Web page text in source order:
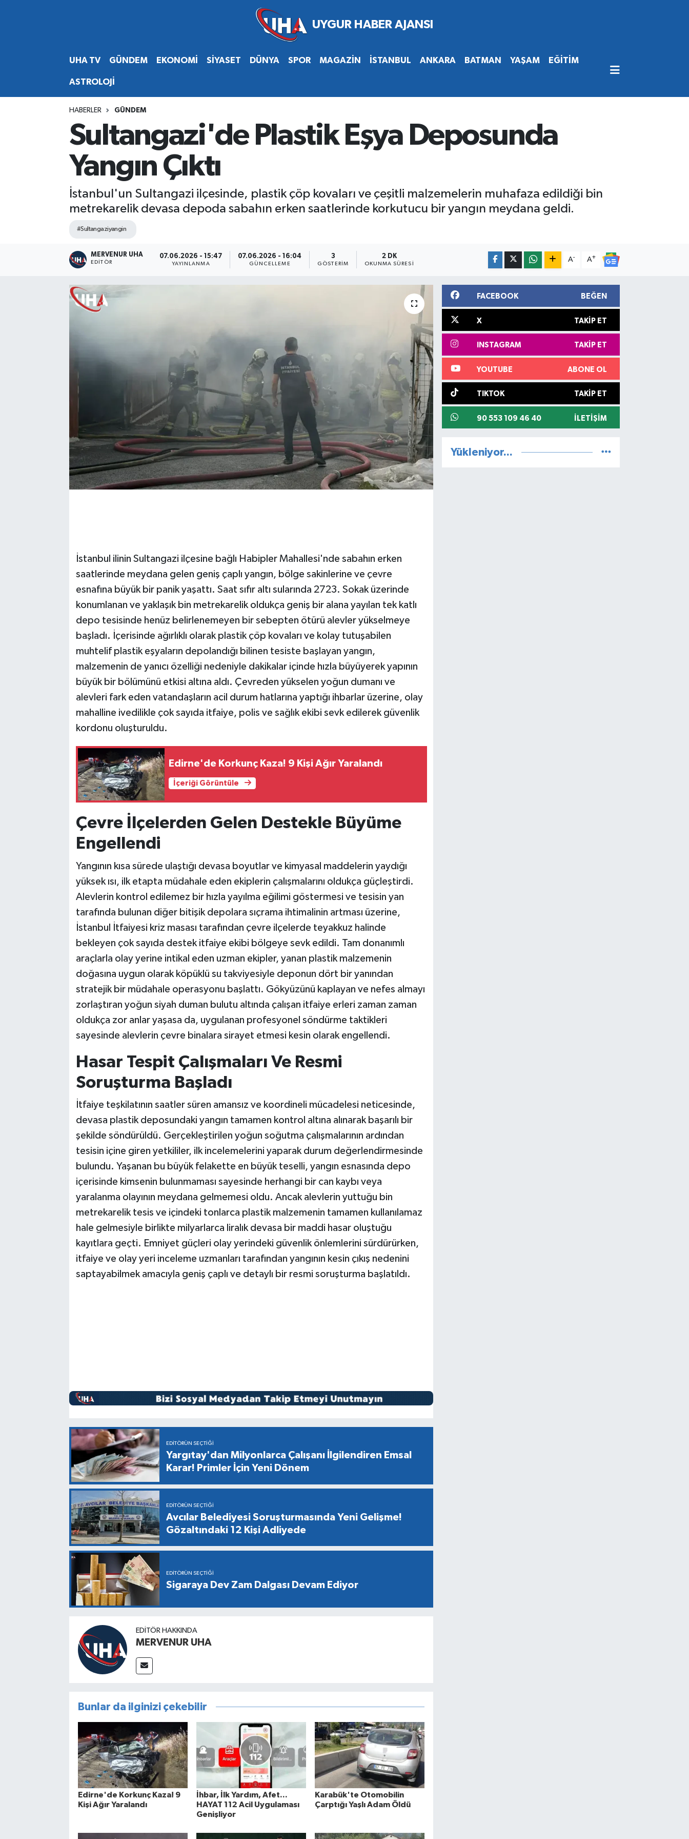
UHA TV GÜNDEM EKONOMİ SİYASET DÜNYA SPOR MAGAZİN İSTANBUL ANKARA BATMAN YAŞAM EĞİTİM
ASTROLOJİ
HABERLER GÜNDEM
Sultangazi'de Plastik Eşya Deposunda
Yangın Çıktı
İstanbul'un Sultangazi ilçesinde, plastik çöp kovaları ve çeşitli malzemelerin muhafaza edildiği bin
metrekarelik devasa depoda sabahın erken saatlerinde korkutucu bir yangın meydana geldi.
#Sultangaziyangin
MERVENUR UHA
EDITÖR
07.06.2026 - 15:47
YAYINLANMA
07.06.2026 - 16:04
GÜNCELLEME
3
GÖSTERIM
2 DK
OKUNMA SÜRESI
A- A+
İstanbul ilinin Sultangazi ilçesine bağlı Habipler Mahallesi'nde sabahın erken
saatlerinde meydana gelen geniş çaplı yangın, bölge sakinlerine ve çevre
esnafına büyük bir panik yaşattı. Saat sıfır altı sularında 2723. Sokak üzerinde
konumlanan ve yaklaşık bin metrekarelik oldukça geniş bir alana yayılan tek katlı
depo tesisinde henüz belirlenemeyen bir sebepten ötürü alevler yükselmeye
başladı. İçerisinde ağırlıklı olarak plastik çöp kovaları ve kolay tutuşabilen
muhtelif plastik eşyaların depolandığı bilinen tesiste başlayan yangın,
malzemenin de yanıcı özelliği nedeniyle dakikalar içinde hızla büyüyerek yapının
büyük bir bölümünü etkisi altına aldı. Çevreden yükselen yoğun dumanı ve
alevleri fark eden vatandaşların acil durum hatlarına yaptığı ihbarlar üzerine, olay
mahalline ivedilikle çok sayıda itfaiye, polis ve sağlık ekibi sevk edilerek güvenlik
kordonu oluşturuldu.
Edirne'de Korkunç Kaza! 9 Kişi Ağır Yaralandı
İçeriği Görüntüle
Çevre İlçelerden Gelen Destekle Büyüme
Engellendi
Yangının kısa sürede ulaştığı devasa boyutlar ve kimyasal maddelerin yaydığı
yüksek ısı, ilk etapta müdahale eden ekiplerin çalışmalarını oldukça güçleştirdi.
Alevlerin kontrol edilemez bir hızla yayılma eğilimi göstermesi ve tesisin yan
tarafında bulunan diğer bitişik depolara sıçrama ihtimalinin artması üzerine,
İstanbul İtfaiyesi kriz masası tarafından çevre ilçelerde teyakkuz halinde
bekleyen çok sayıda destek itfaiye ekibi bölgeye sevk edildi. Tam donanımlı
araçlarla olay yerine intikal eden uzman ekipler, yanan plastik malzemenin
doğasına uygun olarak köpüklü su takviyesiyle deponun dört bir yanından
stratejik bir müdahale operasyonu başlattı. Gökyüzünü kaplayan ve nefes almayı
zorlaştıran yoğun siyah duman bulutu altında çalışan itfaiye erleri zaman zaman
oldukça zor anlar yaşasa da, uygulanan profesyonel söndürme taktikleri
sayesinde alevlerin çevre binalara sirayet etmesi kesin olarak engellendi.
Hasar Tespit Çalışmaları Ve Resmi
Soruşturma Başladı
İtfaiye teşkilatının saatler süren amansız ve koordineli mücadelesi neticesinde,
devasa plastik deposundaki yangın tamamen kontrol altına alınarak başarılı bir
şekilde söndürüldü. Gerçekleştirilen yoğun soğutma çalışmalarının ardından
tesisin içine giren yetkililer, ilk incelemelerini yaparak durum değerlendirmesinde
bulundu. Yaşanan bu büyük felakette en büyük teselli, yangın esnasında depo
içerisinde kimsenin bulunmaması sayesinde herhangi bir can kaybı veya
yaralanma olayının meydana gelmemesi oldu. Ancak alevlerin yuttuğu bin
metrekarelik tesis ve içindeki tonlarca plastik malzemenin tamamen kullanılamaz
hale gelmesiyle birlikte milyarlarca liralık devasa bir maddi hasar oluştuğu
kayıtlara geçti. Emniyet güçleri olay yerindeki güvenlik önlemlerini sürdürürken,
itfaiye ve olay yeri inceleme uzmanları tarafından yangının kesin çıkış nedenini
saptayabilmek amacıyla geniş çaplı ve detaylı bir resmi soruşturma başlatıldı.
EDITÖRÜN SEÇTIĞI
Yargıtay'dan Milyonlarca Çalışanı İlgilendiren Emsal
Karar! Primler İçin Yeni Dönem
EDITÖRÜN SEÇTIĞI
Avcılar Belediyesi Soruşturmasında Yeni Gelişme!
Gözaltındaki 12 Kişi Adliyede
EDITÖRÜN SEÇTIĞI
Sigaraya Dev Zam Dalgası Devam Ediyor
EDITÖR HAKKINDA
MERVENUR UHA
Bunlar da ilginizi çekebilir
Edirne'de Korkunç Kaza! 9
Kişi Ağır Yaralandı
İhbar, İlk Yardım, Afet...
HAYAT 112 Acil Uygulaması
Genişliyor
Karabük'te Otomobilin
Çarptığı Yaşlı Adam Öldü
FACEBOOK BEĞEN
X TAKIP ET
INSTAGRAM TAKIP ET
YOUTUBE ABONE OL
TIKTOK TAKIP ET
90 553 109 46 40 İLETIŞIM
Yükleniyor...
Hava Durumu
Süper Lig Puan Durumu ve Fikstür
Tüm Manşetler
Son Dakika Haberleri